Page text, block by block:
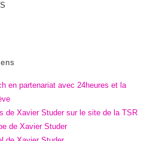
en partenariat avec 24heures et la
de Xavier Studer sur le site de la TSR
de Xavier Studer